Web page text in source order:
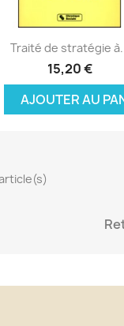
Aperçu rapide
Traité de stratégie
15,20 €
AJOUTER AU